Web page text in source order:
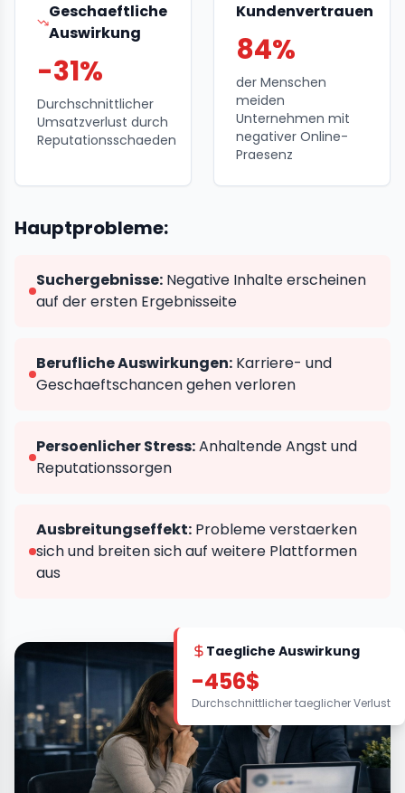
Geschaeftliche
Auswirkung
-31%
Durchschnittlicher
Umsatzverlust durch
Reputationsschaeden
Kundenvertrauen
84%
der Menschen
meiden
Unternehmen mit
negativer Online-
Praesenz
Hauptprobleme:
Suchergebnisse: Negative Inhalte erscheinen
auf der ersten Ergebnisseite
Berufliche Auswirkungen: Karriere- und
Geschaeftschancen gehen verloren
Persoenlicher Stress:Anhaltende Angst und
Reputationssorgen
Ausbreitungseffekt: Probleme verstaerken
sich und breiten sich auf weitere Plattformen
aus
Taegliche Auswirkung
-456$
Durchschnittlicher taeglicher Verlust